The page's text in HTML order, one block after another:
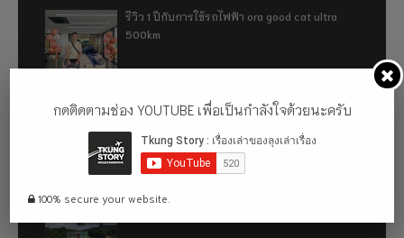
รีวิว 1 ปีกับการใช้รถไฟฟ้า ora good cat ultra
500km
เที่ยวฮ่องกง จะหลงได้ยังไง EP2
กดติดตามช่อง YOUTUBE เพื่อเป็นกำลังใจด้วยนะครับ
100% secure your website.